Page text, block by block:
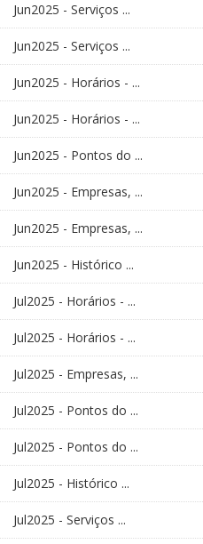
Jun2025 - Serviços ...
Jun2025 - Serviços ...
Jun2025 - Horários - ...
Jun2025 - Horários - ...
Jun2025 - Pontos do ...
Jun2025 - Empresas, ...
Jun2025 - Empresas, ...
Jun2025 - Histórico ...
Jul2025 - Horários - ...
Jul2025 - Horários - ...
Jul2025 - Empresas, ...
Jul2025 - Pontos do ...
Jul2025 - Pontos do ...
Jul2025 - Histórico ...
Jul2025 - Serviços ...